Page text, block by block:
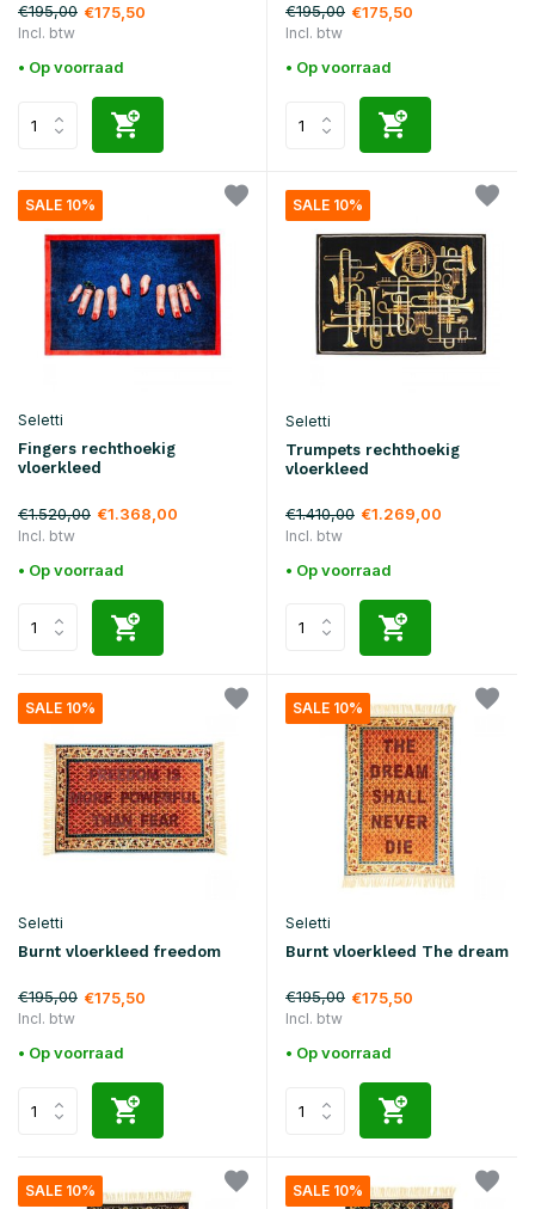
€195,00 €175,50
Incl. btw
• Op voorraad
€195,00 €175,50
Incl. btw
• Op voorraad
SALE 10%
Seletti
Fingers rechthoekig
vloerkleed
€1.520,00 €1.368,00
Incl. btw
• Op voorraad
SALE 10%
Seletti
Trumpets rechthoekig
vloerkleed
€1.410,00 €1.269,00
Incl. btw
• Op voorraad
SALE 10%
Seletti
Burnt vloerkleed freedom
€195,00 €175,50
Incl. btw
• Op voorraad
SALE 10%
Seletti
Burnt vloerkleed The dream
€195,00 €175,50
Incl. btw
• Op voorraad
SALE 10% SALE 10%